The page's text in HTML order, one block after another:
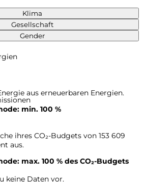
Klima
Gesellschaft
Gender
aus erneuerbaren Energien.
min. 100 %
ihres CO₂-Budgets von 153 609
aus.
max. 100 % des CO₂-Budgets
keine Daten vor.